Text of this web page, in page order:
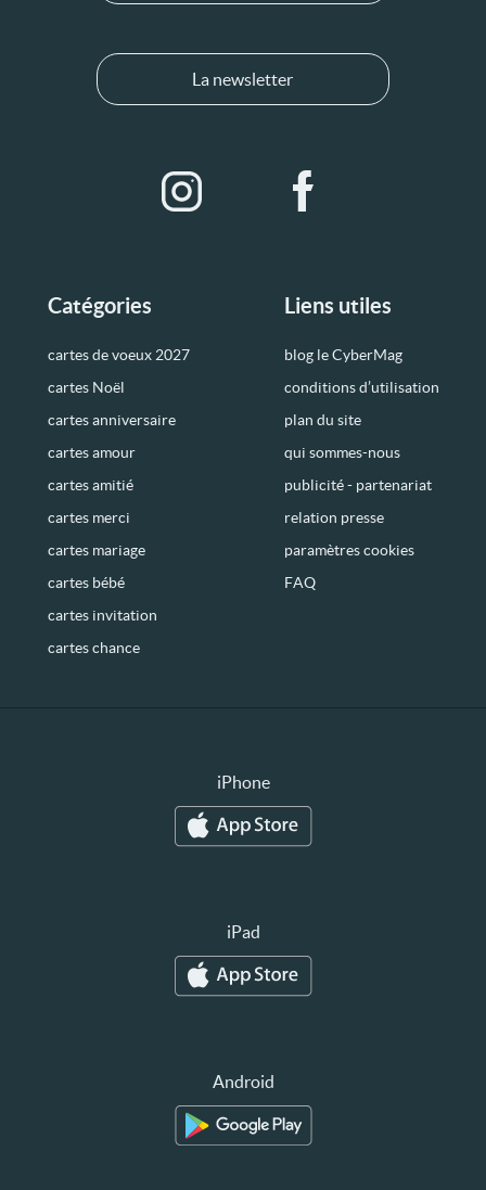
Catégories
cartes de voeux 2027
cartes Noël
cartes anniversaire
cartes amour
cartes amitié
cartes merci
cartes mariage
cartes bébé
cartes invitation
cartes chance
Liens utiles
blog le CyberMag
conditions d’utilisation
plan du site
qui sommes-nous
publicité - partenariat
relation presse
paramètres cookies
FAQ
La newsletter
iPhone
iPad
Android